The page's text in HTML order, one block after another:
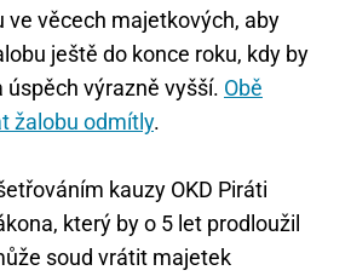
věcech majetkových, aby
ještě do konce roku, kdy by
úspěch výrazně vyšší. Obě
žalobu odmítly.
kauzy OKD Piráti
který by o 5 let prodloužil
soud vrátit majetek